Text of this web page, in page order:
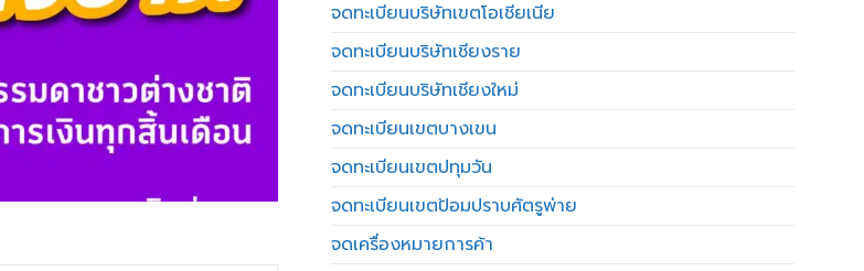
จดทะเบียนบริษัทเขตโอเชียเนีย
จดทะเบียนบริษัทเชียงราย
จดทะเบียนบริษัทเชียงใหม่
จดทะเบียนเขตบางเขน
จดทะเบียนเขตปทุมวัน
จดทะเบียนเขตป้อมปราบศัตรูพ่าย
จดเครื่องหมายการค้า